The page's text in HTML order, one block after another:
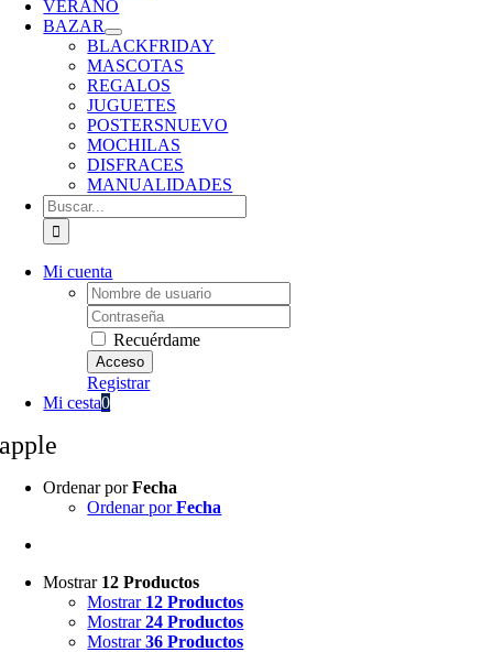
VERANO
BAZAR
BLACKFRIDAY
MASCOTAS
REGALOS
JUGUETES
POSTERSNUEVO
MOCHILAS
DISFRACES
MANUALIDADES
Buscar:
Mi cuenta
Username:
Password:
Recuérdame
Registrar
Mi cesta0
apple
Ordenar porFecha
Ordenar porFecha
Mostrar 12 Productos
Mostrar 12 Productos
Mostrar24 Productos
Mostrar36 Productos